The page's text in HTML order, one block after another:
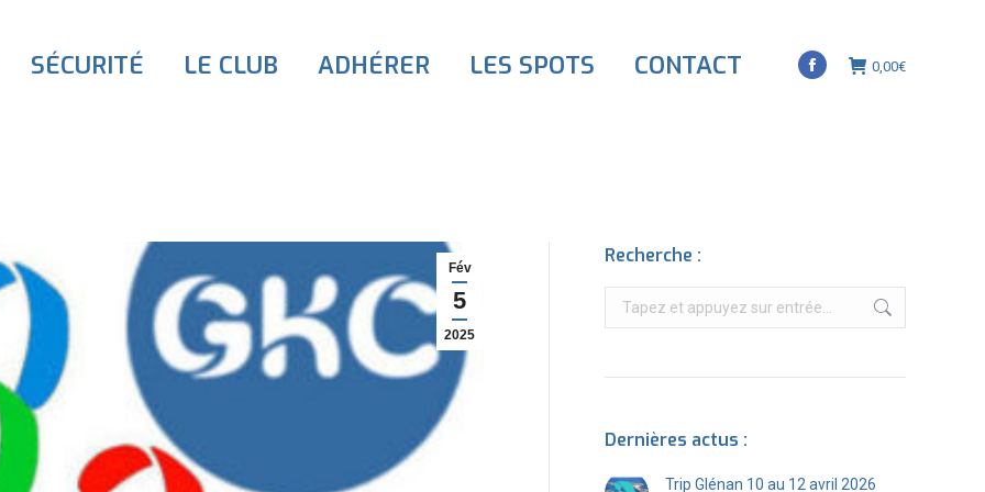
SÉCURITÉ LE CLUB ADHÉRER LES SPOTS CONTACT
La
0,00€
Fév
5
2025
Recherche :
Recherche
:
Dernières actus :
Trip Glénan 10 au 12 avril 2026
s'ouvre